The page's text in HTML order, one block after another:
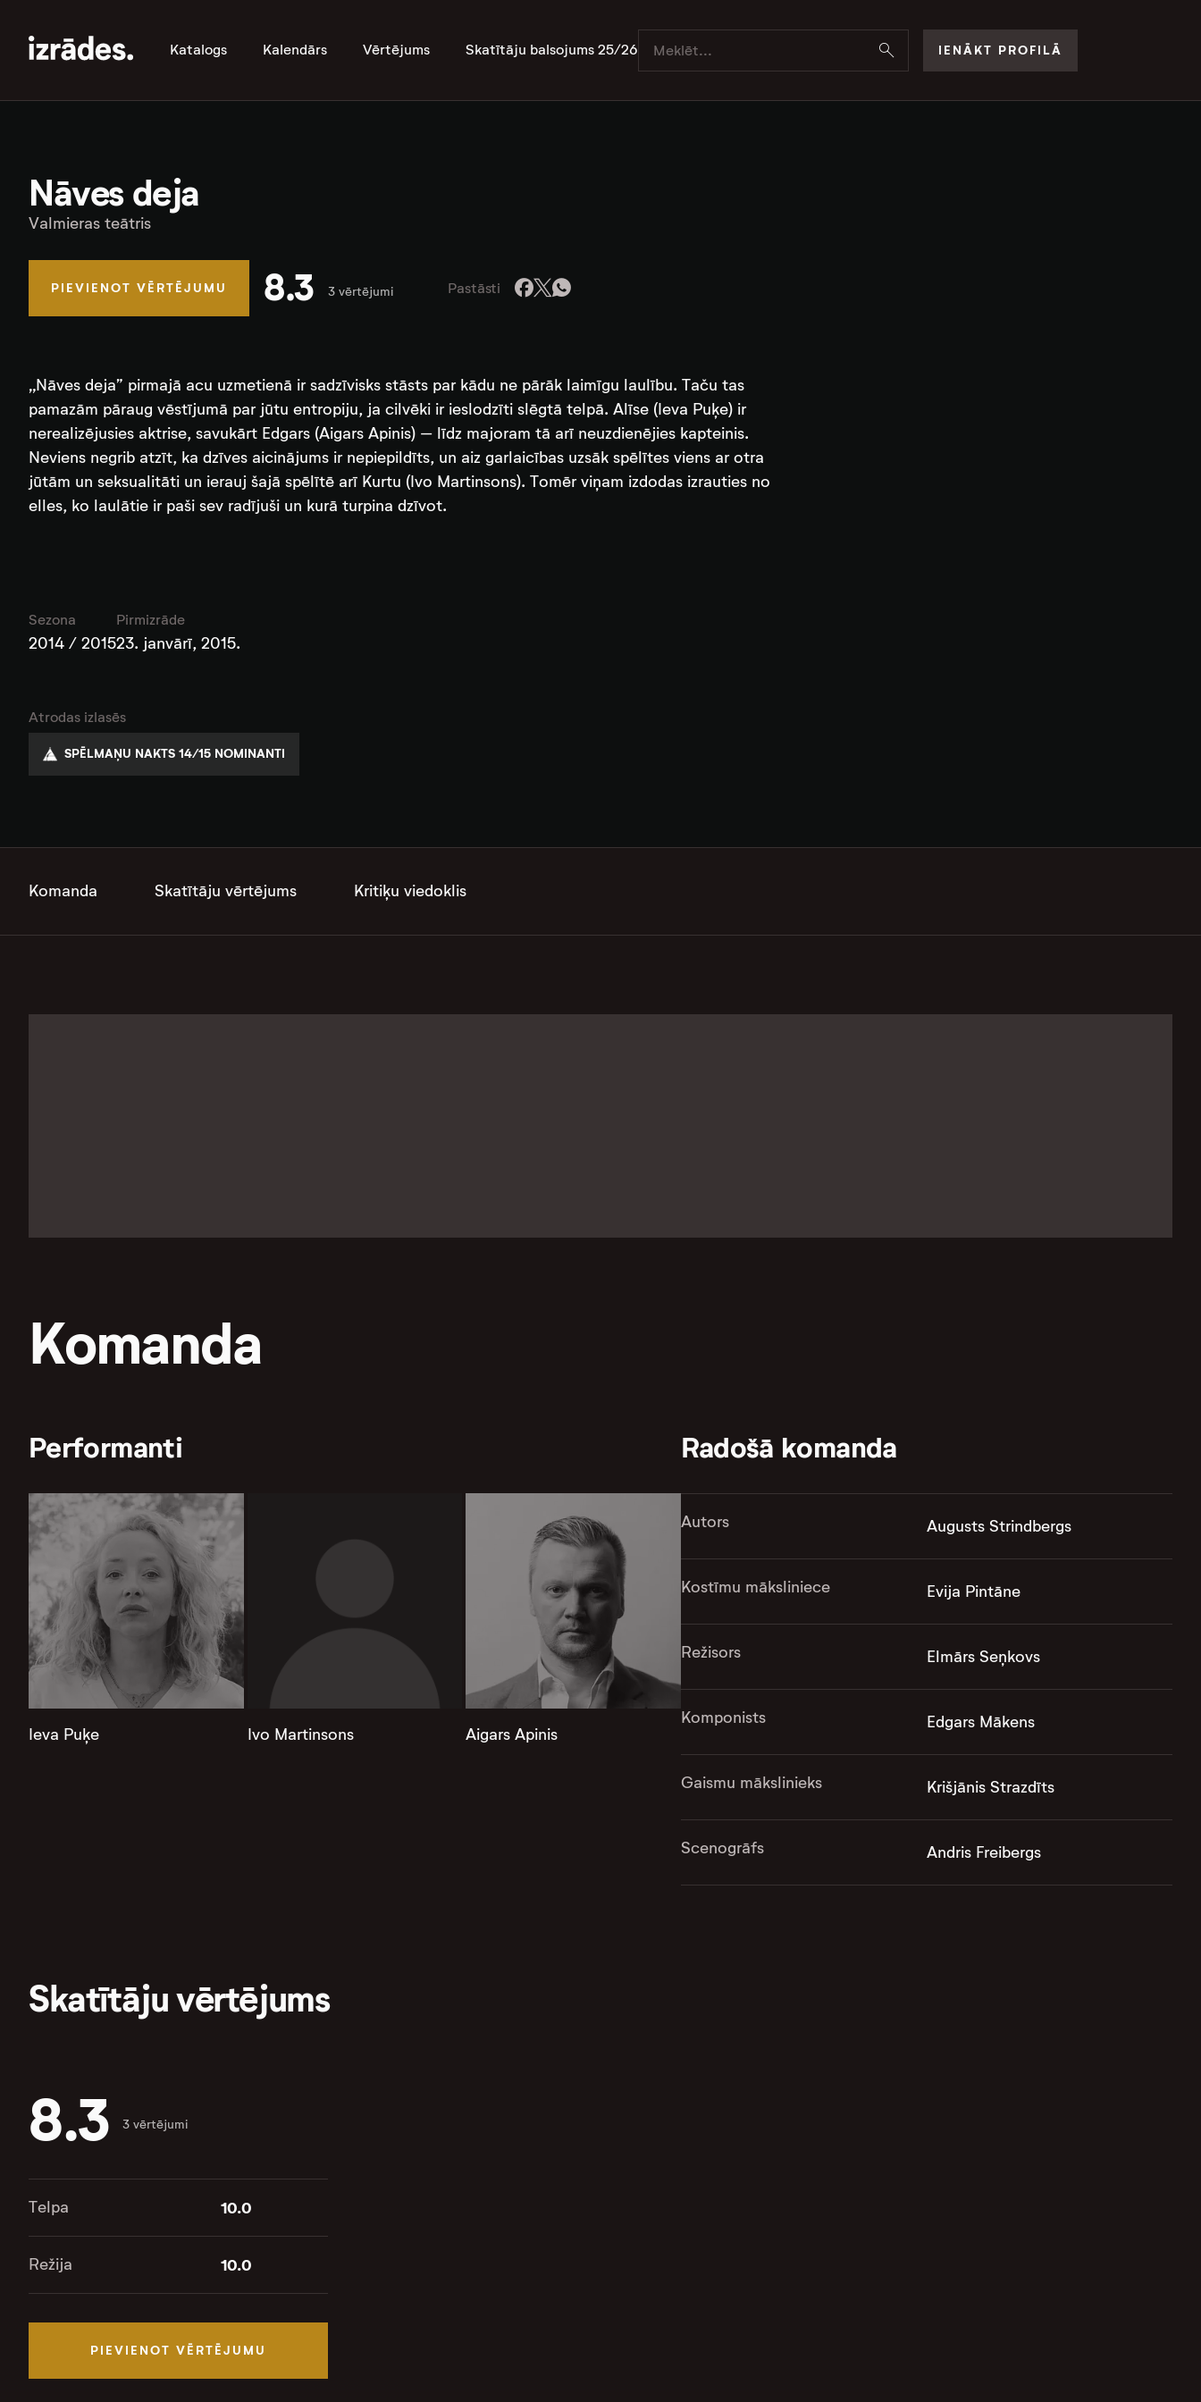
Katalogs Kalendārs Vērtējums Skatītāju balsojums 25/26 IENĀKT PROFILĀ
Nāves deja
Valmieras teātris
PIEVIENOT VĒRTĒJUMU 8.3 3 vērtējumi Pastāsti
„Nāves deja” pirmajā acu uzmetienā ir sadzīvisks stāsts par kādu ne pārāk laimīgu laulību. Taču tas
pamazām pāraug vēstījumā par jūtu entropiju, ja cilvēki ir ieslodzīti slēgtā telpā. Alīse (Ieva Puķe) ir
nerealizējusies aktrise, savukārt Edgars (Aigars Apinis) – līdz majoram tā arī neuzdienējies kapteinis.
Neviens negrib atzīt, ka dzīves aicinājums ir nepiepildīts, un aiz garlaicības uzsāk spēlītes viens ar otra
jūtām un seksualitāti un ierauj šajā spēlītē arī Kurtu (Ivo Martinsons). Tomēr viņam izdodas izrauties no
elles, ko laulātie ir paši sev radījuši un kurā turpina dzīvot.
Sezona
2014 / 2015
Pirmizrāde
23. janvārī, 2015.
Atrodas izlasēs
SPĒLMAŅU NAKTS 14/15 NOMINANTI
Komanda Skatītāju vērtējums Kritiķu viedoklis
Komanda
Performanti
Ieva Puķe Ivo Martinsons Aigars Apinis
Radošā komanda
Autors Augusts Strindbergs
Kostīmu māksliniece Evija Pintāne
Režisors Elmārs Seņkovs
Komponists Edgars Mākens
Gaismu mākslinieks Krišjānis Strazdīts
Scenogrāfs Andris Freibergs
Skatītāju vērtējums
8.3 3 vērtējumi
Telpa 10.0
Režija 10.0
PIEVIENOT VĒRTĒJUMU